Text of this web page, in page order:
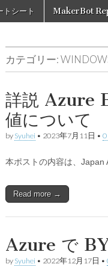
シート MakerBot
カテゴリー:
詳説 Azure
値について
by Syuhei • 2023年7月11日 • 0
本ポストの内容は、Japan
Read more →
Azure で
by Syuhei • 2022年12月17日 •